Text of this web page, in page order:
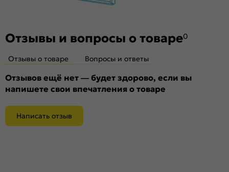
Отзывы и вопросы о товаре0
Отзывы о товаре Вопросы и ответы
Отзывов ещё нет — будет здорово, если вы
напишете свои впечатления о товаре
Написать отзыв